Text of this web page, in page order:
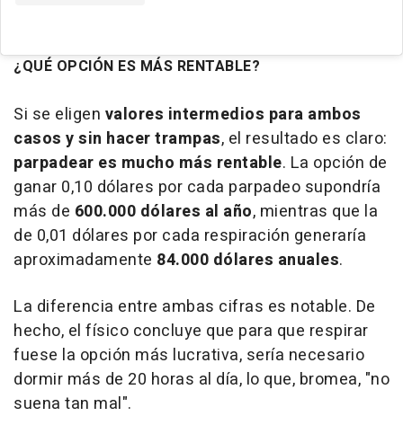
¿QUÉ OPCIÓN ES MÁS RENTABLE?
Si se eligen valores intermedios para ambos
casos y sin hacer trampas, el resultado es claro:
parpadear es mucho más rentable. La opción de
ganar 0,10 dólares por cada parpadeo supondría
más de 600.000 dólares al año, mientras que la
de 0,01 dólares por cada respiración generaría
aproximadamente 84.000 dólares anuales.
La diferencia entre ambas cifras es notable. De
hecho, el físico concluye que para que respirar
fuese la opción más lucrativa, sería necesario
dormir más de 20 horas al día, lo que, bromea, "no
suena tan mal".